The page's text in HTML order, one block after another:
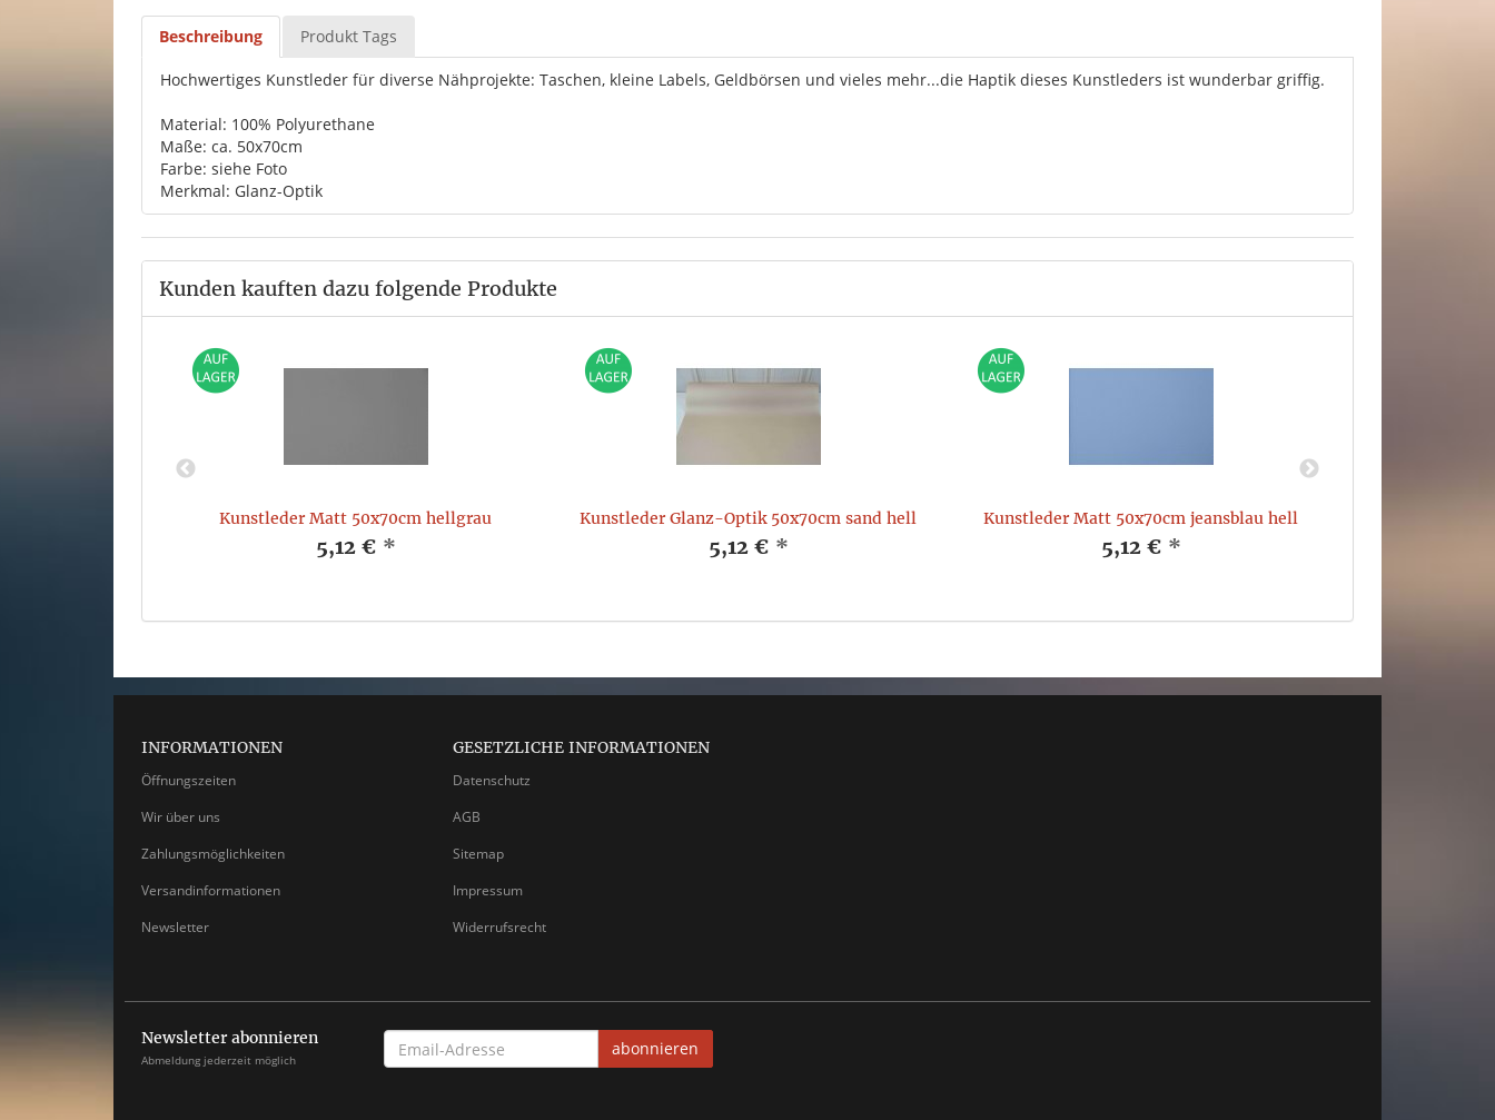
Beschreibung Produkt Tags
Hochwertiges Kunstleder für diverse Nähprojekte: Taschen, kleine Labels, Geldbörsen und vieles mehr...die Haptik dieses Kunstleders ist wunderbar griffig.
Material: 100% Polyurethane
Maße: ca. 50x70cm
Farbe: siehe Foto
Merkmal: Glanz-Optik
Kunden kauften dazu folgende Produkte
Kunstleder Matt 50x70cm hellgrau
5,12 € *
Kunstleder Glanz-Optik 50x70cm sand hell
5,12 € *
Kunstleder Matt 50x70cm jeansblau hell
5,12 € *
INFORMATIONEN
Öffnungszeiten
Wir über uns
Zahlungsmöglichkeiten
Versandinformationen
Newsletter
GESETZLICHE INFORMATIONEN
Datenschutz
AGB
Sitemap
Impressum
Widerrufsrecht
Newsletter abonnieren
Abmeldung jederzeit möglich
EMAIL-
ADRESSE
abonnieren